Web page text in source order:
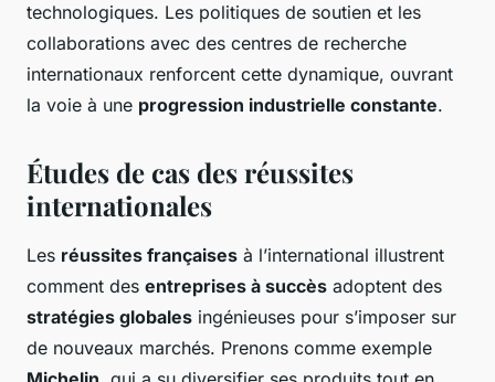
technologiques. Les politiques de soutien et les
collaborations avec des centres de recherche
internationaux renforcent cette dynamique, ouvrant
la voie à une progression industrielle constante.
Études de cas des réussites
internationales
Les réussites françaises à l’international illustrent
comment des entreprises à succès adoptent des
stratégies globales ingénieuses pour s’imposer sur
de nouveaux marchés. Prenons comme exemple